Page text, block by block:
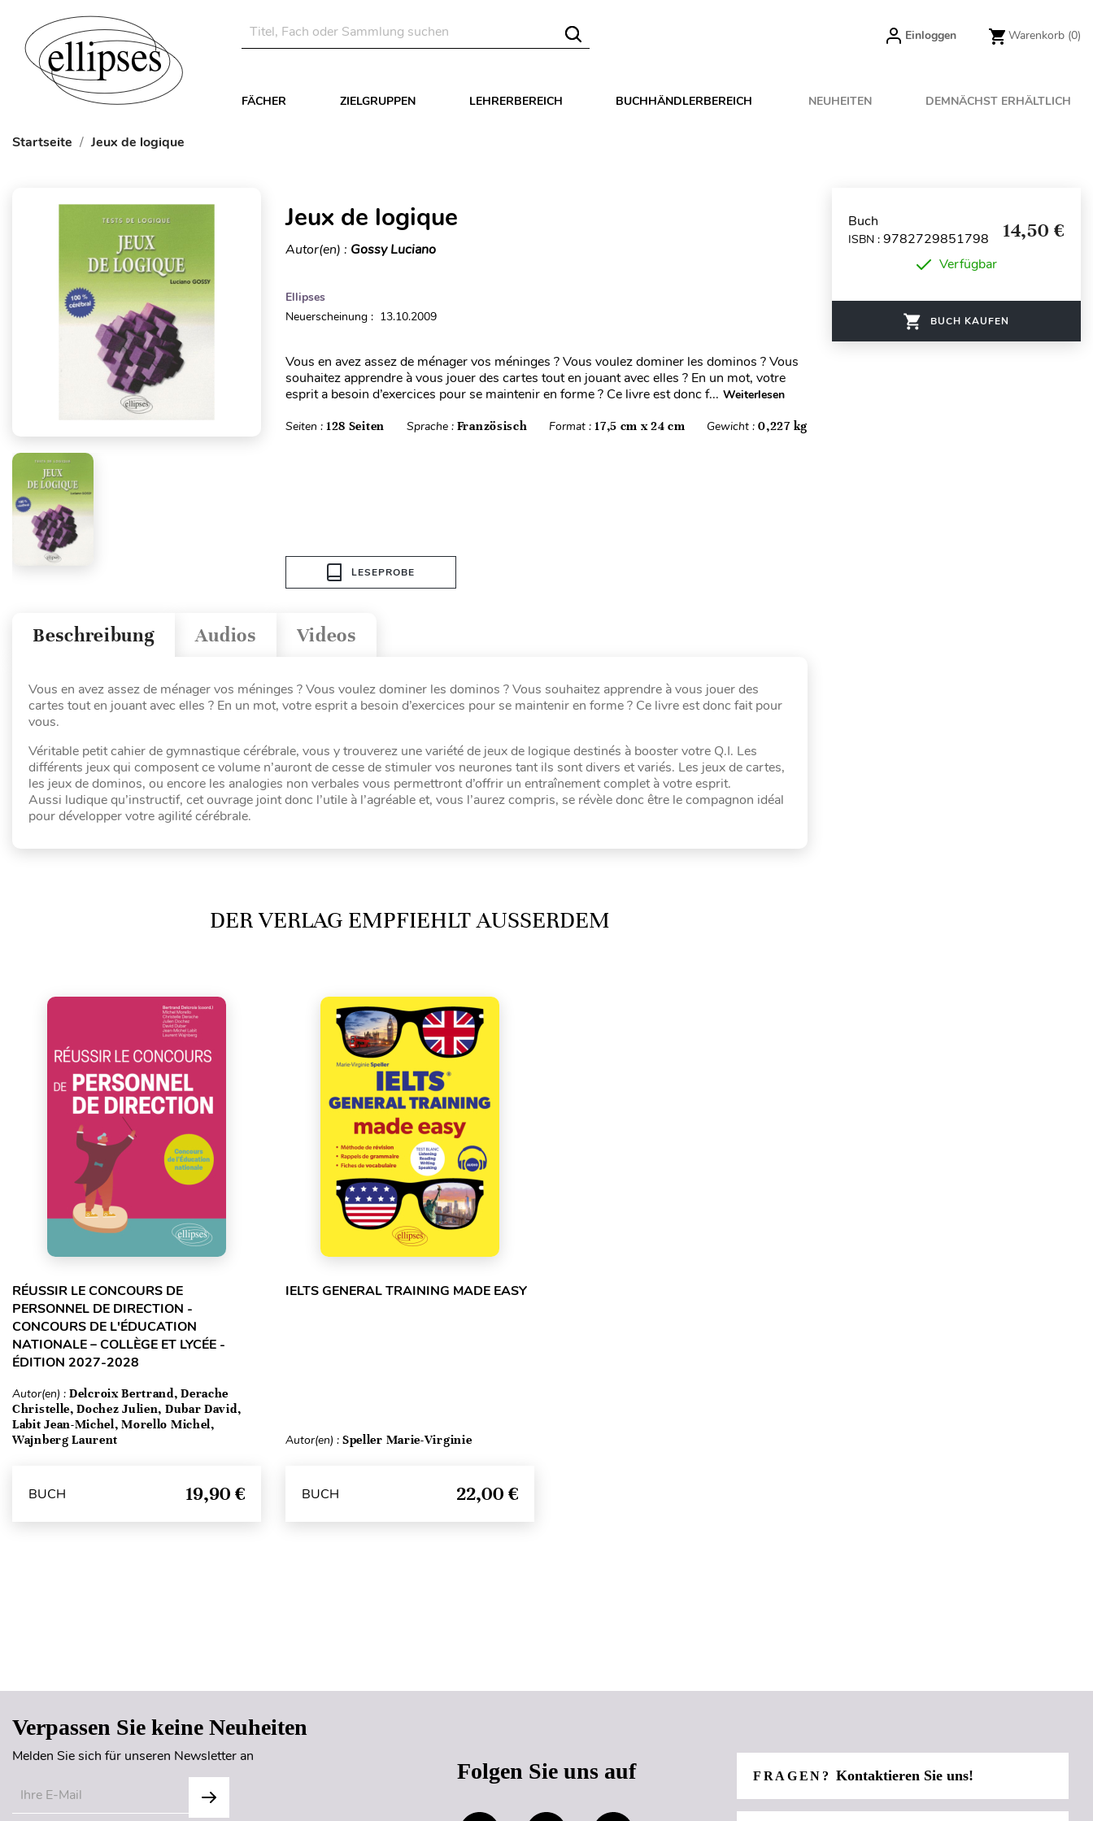
Einloggen Warenkorb (0)
FÄCHER ZIELGRUPPEN LEHRERBEREICH BUCHHÄNDLERBEREICH NEUHEITEN DEMNÄCHST ERHÄLTLICH
Startseite Jeux de logique
Jeux de logique
Autor(en) : Gossy Luciano
Ellipses
Neuerscheinung : 13.10.2009
Vous en avez assez de ménager vos méninges ? Vous voulez dominer les dominos ? Vous
souhaitez apprendre à vous jouer des cartes tout en jouant avec elles ? En un mot, votre
esprit a besoin d’exercices pour se maintenir en forme ? Ce livre est donc f... Weiterlesen
Seiten : 128 Seiten Sprache : Französisch Format :17,5 cm x 24 cm Gewicht :0,227 kg
LESEPROBE
Videos
Audios
Beschreibung
Vous en avez assez de ménager vos méninges ? Vous voulez dominer les dominos ? Vous souhaitez apprendre à vous jouer des
cartes tout en jouant avec elles ? En un mot, votre esprit a besoin d’exercices pour se maintenir en forme ? Ce livre est donc fait pour
vous.
Véritable petit cahier de gymnastique cérébrale, vous y trouverez une variété de jeux de logique destinés à booster votre Q.I. Les
différents jeux qui composent ce volume n’auront de cesse de stimuler vos neurones tant ils sont divers et variés. Les jeux de cartes,
les jeux de dominos, ou encore les analogies non verbales vous permettront d’offrir un entraînement complet à votre esprit.
Aussi ludique qu’instructif, cet ouvrage joint donc l’utile à l’agréable et, vous l’aurez compris, se révèle donc être le compagnon idéal
pour développer votre agilité cérébrale.
DER VERLAG EMPFIEHLT AUSSERDEM
RÉUSSIR LE CONCOURS DE
PERSONNEL DE DIRECTION -
CONCOURS DE L'ÉDUCATION
NATIONALE – COLLÈGE ET LYCÉE -
ÉDITION 2027-2028
Autor(en) : Delcroix Bertrand, Derache
Christelle, Dochez Julien, Dubar David,
Labit Jean-Michel, Morello Michel,
Wajnberg Laurent
BUCH 19,90 €
IELTS GENERAL TRAINING MADE EASY
Autor(en) : Speller Marie-Virginie
BUCH 22,00 €
Buch
ISBN : 9782729851798 14,50 €
Verfügbar
BUCH KAUFEN
Verpassen Sie keine Neuheiten
Melden Sie sich für unseren Newsletter an
Folgen Sie uns auf FRAGEN?Kontaktieren Sie uns!